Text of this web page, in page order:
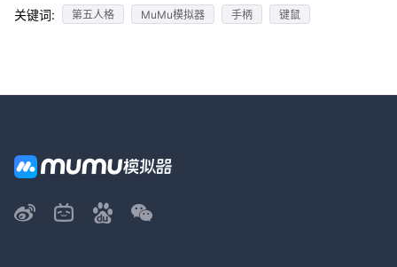
关键词: 第五人格 MuMu模拟器 手柄 键鼠